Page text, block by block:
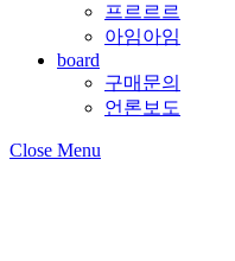
프르르르
아임아임
board
구매문의
언론보도
Close Menu